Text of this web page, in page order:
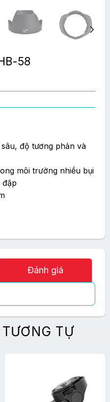
58
độ tương phản và
môi trường nhiều bụi
đập
Đánh giá
TỰ